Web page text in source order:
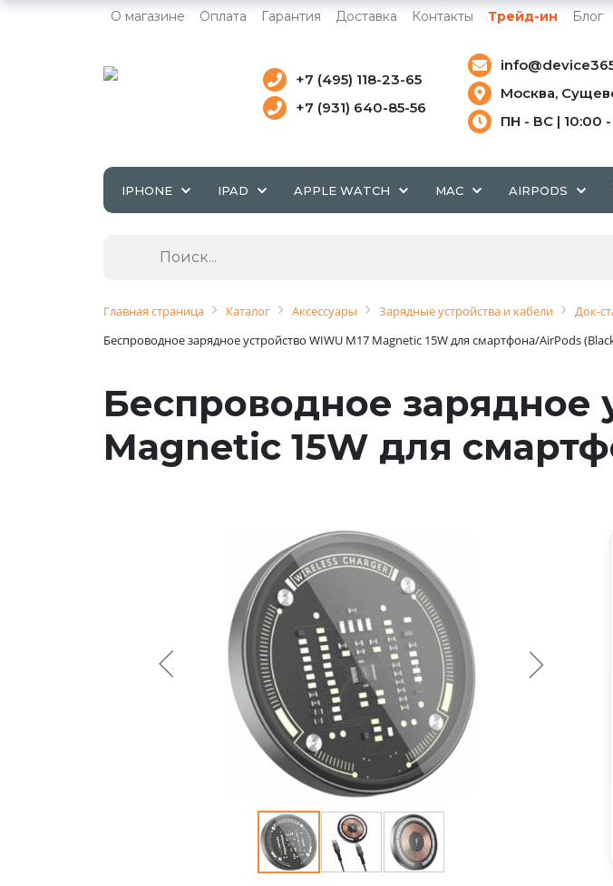
О магазине Оплата Гарантия Доставка Контакты Трейд-ин Блог
+7 (495) 118-23-65
+7 (931) 640-85-56
Москва,
ПН - ВС | 10:00
IPHONE IPAD APPLE WATCH MAC AIRPODS
Главная страница Каталог Аксессуары Зарядные устройства и кабели
Док-
Беспроводное зарядное устройство WIWU M17 Magnetic 15W для смартфона/AirPods
Беспроводное зарядное
Magnetic 15W для